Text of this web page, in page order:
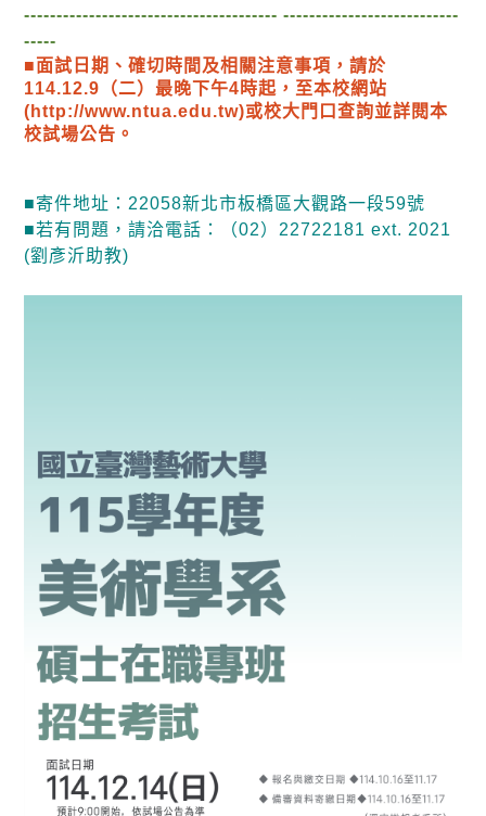
--------------------------------------- ---------------------------
-----
■面試日期、確切時間及相關注意事項，請於
114.12.9 （二）最晚下午4 時起，至本校網站
(http://www.ntua.edu.tw)或校大門口查詢並詳閱本
校試場公告。
■寄件地址： 22058新北市板橋區大觀路一段59號
■若有問題，請洽電話：（02） 22722181 ext. 2021
(劉彥沂助教)